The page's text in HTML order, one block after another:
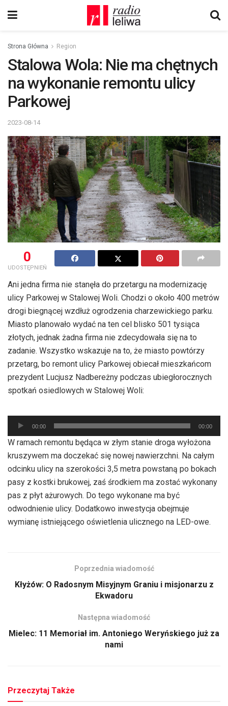
Strona Główna Region
Stalowa Wola: Nie ma chętnych
na wykonanie remontu ulicy
Parkowej
2023-08-14
0
UDOSTĘPNIEŃ
Ani jedna firma nie stanęła do przetargu na modernizację
ulicy Parkowej w Stalowej Woli. Chodzi o około 400 metrów
drogi biegnącej wzdłuż ogrodzenia charzewickiego parku.
Miasto planowało wydać na ten cel blisko 501 tysiąca
złotych, jednak żadna firma nie zdecydowała się na to
zadanie. Wszystko wskazuje na to, że miasto powtórzy
przetarg, bo remont ulicy Parkowej obiecał mieszkańcom
prezydent Lucjusz Nadbereżny podczas ubiegłorocznych
spotkań osiedlowych w Stalowej Woli:
Odtwarzacz
plików
dźwiękowych
00:00 00:00
W ramach remontu będąca w złym stanie droga wyłożona
kruszywem ma doczekać się nowej nawierzchni. Na całym
odcinku ulicy na szerokości 3,5 metra powstaną po bokach
pasy z kostki brukowej, zaś środkiem ma zostać wykonany
pas z płyt ażurowych. Do tego wykonane ma być
odwodnienie ulicy. Dodatkowo inwestycja obejmuje
wymianę istniejącego oświetlenia ulicznego na LED-owe.
Poprzednia wiadomość
Kłyżów: O Radosnym Misyjnym Graniu i misjonarzu z
Ekwadoru
Następna wiadomość
Mielec: 11 Memoriał im. Antoniego Weryńskiego już za
nami
Przeczytaj Także